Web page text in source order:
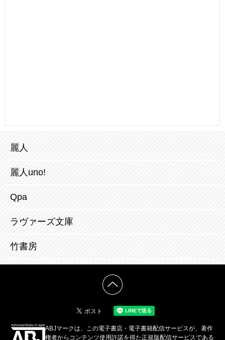
麗人
麗人uno!
Qpa
ラヴァーズ文庫
竹書房
ABJマークは、この電子書店・電子書籍配信サービスが、著作
権者からコンテンツ使用許諾を得た正規版配信サービスである